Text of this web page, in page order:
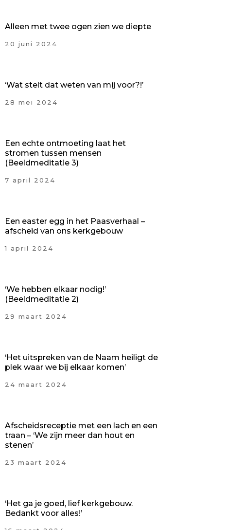
Alleen met twee ogen zien we diepte
20 juni 2024
‘Wat stelt dat weten van mij voor?!’
28 mei 2024
Een echte ontmoeting laat het
stromen tussen mensen
(Beeldmeditatie 3)
7 april 2024
Een easter egg in het Paasverhaal –
afscheid van ons kerkgebouw
1 april 2024
‘We hebben elkaar nodig!’
(Beeldmeditatie 2)
29 maart 2024
‘Het uitspreken van de Naam heiligt de
plek waar we bij elkaar komen’
24 maart 2024
Afscheidsreceptie met een lach en een
traan – ‘We zijn meer dan hout en
stenen’
23 maart 2024
‘Het ga je goed, lief kerkgebouw.
Bedankt voor alles!’